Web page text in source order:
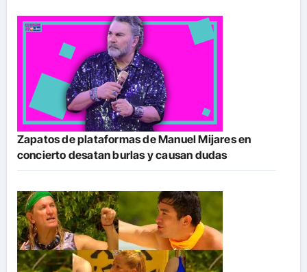
Zapatos de plataformas de Manuel Mijares en
concierto desatan burlas y causan dudas